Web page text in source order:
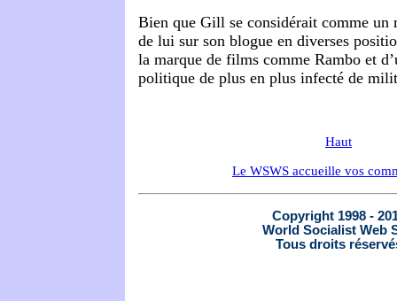
Bien que Gill se considérait comme un
de lui sur son blogue en diverses
la marque de films comme Rambo et
politique de plus en plus infecté de
Haut
Le WSWS accueille vos
Copyright 1998 -
World Socialist Web
Tous droits